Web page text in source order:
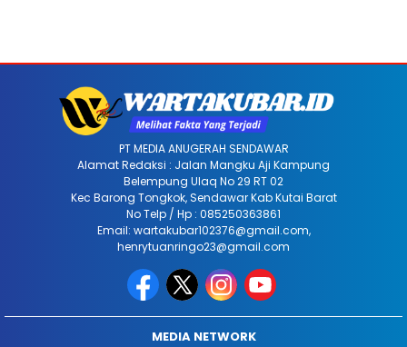
PT MEDIA ANUGERAH SENDAWAR
Alamat Redaksi : Jalan Mangku Aji Kampung
Belempung Ulaq No 29 RT 02
Kec Barong Tongkok, Sendawar Kab Kutai Barat
No Telp / Hp : 085250363861
Email: wartakubar102376@gmail.com,
henrytuanringo23@gmail.com
MEDIA NETWORK